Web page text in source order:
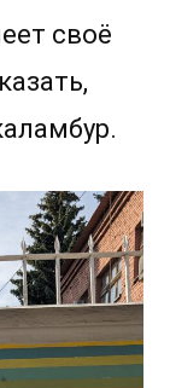
своё